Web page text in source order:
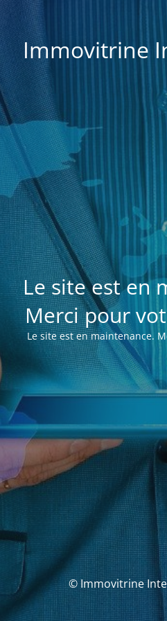
Immovitrine
Le site est en
Merci pour
Le site est en maintenance.
© Immovitrine